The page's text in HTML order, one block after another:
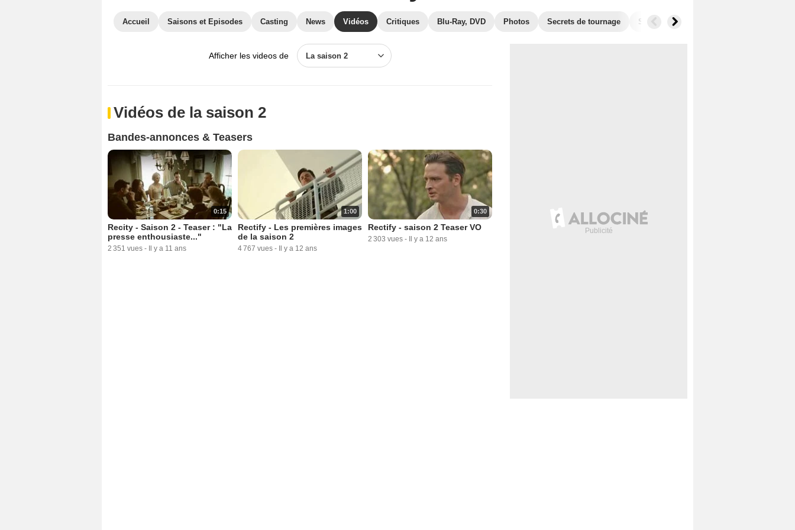
Accueil Saisons et Episodes Casting News Vidéos Critiques Blu-Ray, DVD Photos Secrets de tournage Séries similaires
Afficher les videos de La saison 2
Vidéos de la saison 2
Bandes-annonces & Teasers
0:15
Recity - Saison 2 - Teaser : "La
presse enthousiaste..."
2 351 vues - Il y a 11 ans
1:00
Rectify - Les premières images
de la saison 2
4 767 vues - Il y a 12 ans
0:30
Rectify - saison 2 Teaser VO
2 303 vues - Il y a 12 ans